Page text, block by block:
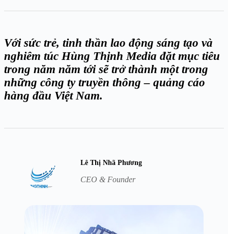
Với sức trẻ, tinh thần lao động sáng tạo và
nghiêm túc Hùng Thịnh Media đặt mục tiêu
trong năm năm tới sẽ trở thành một trong
những công ty truyền thông – quảng cáo
hàng đầu Việt Nam.
Lê Thị Nhã Phương
CEO & Founder